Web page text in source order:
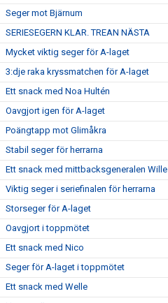
Seger mot Bjärnum
SERIESEGERN KLAR. TREAN NÄSTA
Mycket viktig seger för A-laget
3:dje raka kryssmatchen för A-laget
Ett snack med Noa Hultén
Oavgjort igen för A-laget
Poängtapp mot Glimåkra
Stabil seger för herrarna
Ett snack med mittbacksgeneralen Wille
Viktig seger i seriefinalen för herrarna
Storseger för A-laget
Oavgjort i toppmötet
Ett snack med Nico
Seger för A-laget i toppmötet
Ett snack med Welle